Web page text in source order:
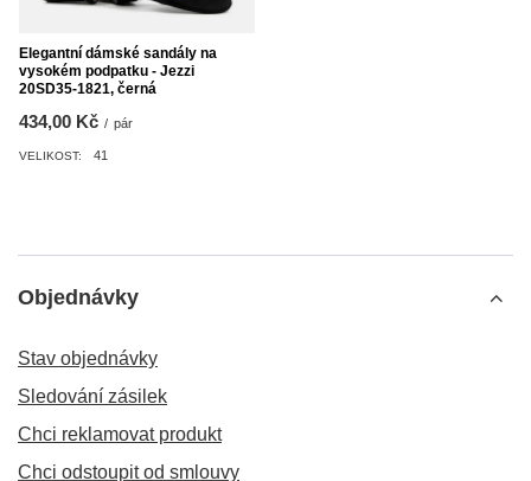
Elegantní dámské sandály na
vysokém podpatku - Jezzi
20SD35-1821, černá
434,00 Kč / pár
VELIKOST: 41
Objednávky
Stav objednávky
Sledování zásilek
Chci reklamovat produkt
Chci odstoupit od smlouvy